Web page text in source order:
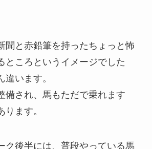
聞と赤鉛筆を持ったちょっと怖
ところというイメージでした
違います。
備され、馬もただで乗れます
ります。
ク後半には、普段やっている馬